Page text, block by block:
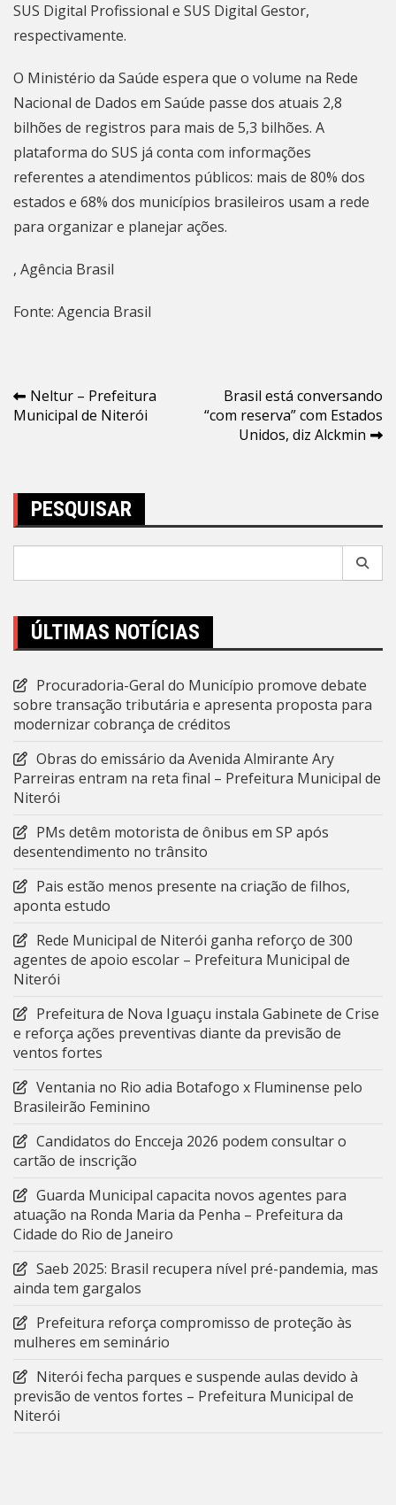
SUS Digital Profissional e SUS Digital Gestor,
respectivamente.
O Ministério da Saúde espera que o volume na Rede
Nacional de Dados em Saúde passe dos atuais 2,8
bilhões de registros para mais de 5,3 bilhões. A
plataforma do SUS já conta com informações
referentes a atendimentos públicos: mais de 80% dos
estados e 68% dos municípios brasileiros usam a rede
para organizar e planejar ações.
, Agência Brasil
Fonte: Agencia Brasil
Navegação
de
Neltur – Prefeitura
Municipal de Niterói
Brasil está conversando
“com reserva” com Estados
Unidos, diz Alckmin
PESQUISAR
ÚLTIMAS NOTÍCIAS
Procuradoria-Geral do Município promove debate
sobre transação tributária e apresenta proposta para
modernizar cobrança de créditos
Obras do emissário da Avenida Almirante Ary
Parreiras entram na reta final – Prefeitura Municipal de
Niterói
PMs detêm motorista de ônibus em SP após
desentendimento no trânsito
Pais estão menos presente na criação de filhos,
aponta estudo
Rede Municipal de Niterói ganha reforço de 300
agentes de apoio escolar – Prefeitura Municipal de
Niterói
Prefeitura de Nova Iguaçu instala Gabinete de Crise
e reforça ações preventivas diante da previsão de
ventos fortes
Ventania no Rio adia Botafogo x Fluminense pelo
Brasileirão Feminino
Candidatos do Encceja 2026 podem consultar o
cartão de inscrição
Guarda Municipal capacita novos agentes para
atuação na Ronda Maria da Penha – Prefeitura da
Cidade do Rio de Janeiro
Saeb 2025: Brasil recupera nível pré-pandemia, mas
ainda tem gargalos
Prefeitura reforça compromisso de proteção às
mulheres em seminário
Niterói fecha parques e suspende aulas devido à
previsão de ventos fortes – Prefeitura Municipal de
Niterói